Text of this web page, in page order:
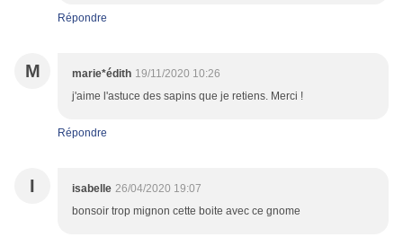
Répondre
M marie*édith 19/11/2020 10:26
j'aime l'astuce des sapins que je retiens. Merci !
Répondre
I isabelle 26/04/2020 19:07
bonsoir trop mignon cette boite avec ce gnome